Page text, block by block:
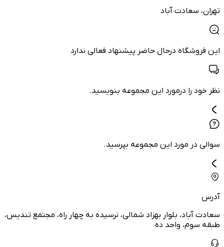
تهران، سعادت آباد
این فروشگاه درحال حاضر پیشنهاد فعالی ندارد
نظر خود را درمورد این مجموعه بنویسید.
سوالی در مورد این مجموعه بپرسید.
آدرس
سعادت آباد، بلوار بهزاد شمالی، نرسيده به چهار راه، مجتمع تندیس،
طبقه سوم، واحد ده